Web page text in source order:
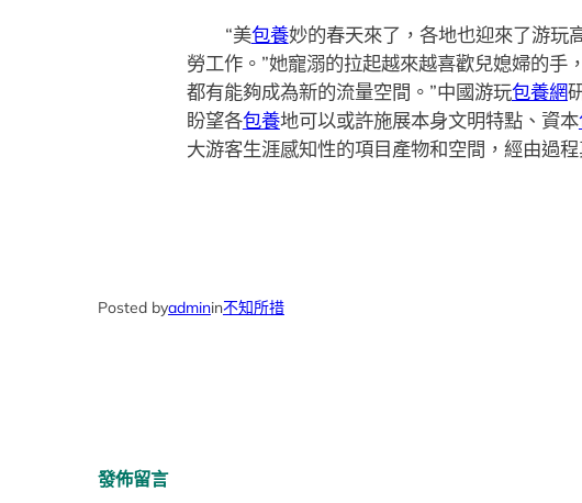
“美包養妙的春天來了，各地也迎來了游玩
勞工作。”她寵溺的拉起越來越喜歡兒媳婦的手
都有能夠成為新的流量空間。”中國游玩包養網
盼望各包養地可以或許施展本身文明特點、資本
大游客生涯感知性的項目產物和空間，經由過
Posted byadminin不知所措
發佈留言